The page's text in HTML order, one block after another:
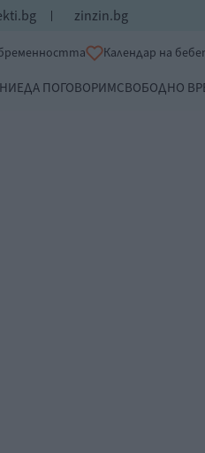
zinzin.bg
Календар на
ДА ПОГОВОРИМСВОБОДНО